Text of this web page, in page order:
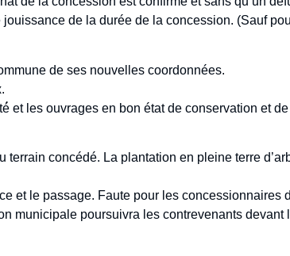
de la durée de la concession. (Sauf
de ses nouvelles coordonnées.
et les ouvrages en bon état de conservation et
concédé. La plantation en pleine terre
et le passage. Faute pour les concessionnaires
municipale poursuivra les contrevenants